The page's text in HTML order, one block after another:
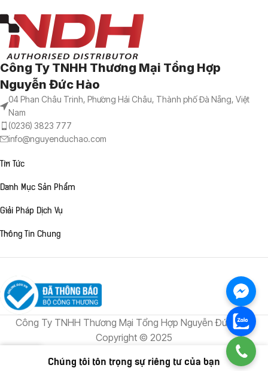
Công Ty TNHH Thương Mại Tổng Hợp
Nguyễn Đức Hào
04 Phan Châu Trinh, Phường Hải Châu, Thành phố Đà Nẵng, Việt
Nam
(0236) 3823 777
info@nguyenduchao.com
Tin Tức
Danh Mục Sản Phẩm
Giải Pháp Dịch Vụ
Thông Tin Chung
Công Ty TNHH Thương Mại Tổng Hợp Nguyễn Đức Hào
Copyright © 2025
Chúng tôi tôn trọng sự riêng tư của bạn